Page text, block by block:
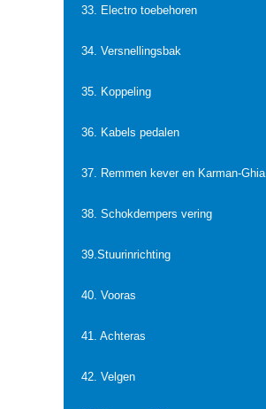
33. Electro toebehoren
34. Versnellingsbak
35. Koppeling
36. Kabels pedalen
37. Remmen kever en Karman-Ghia
38. Schokdempers vering
39.Stuurinrichting
40. Vooras
41. Achteras
42. Velgen